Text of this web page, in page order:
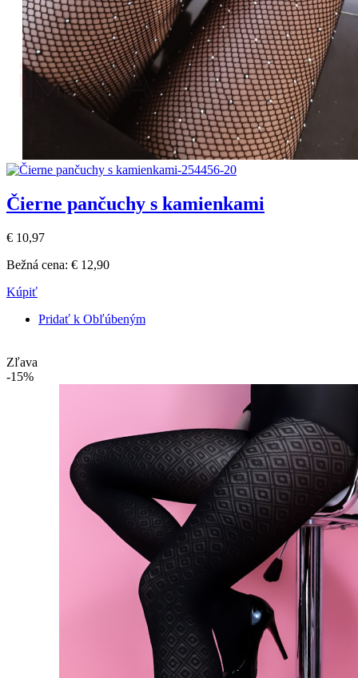
Čierne pančuchy s kamienkami
€ 10,97
Bežná cena: € 12,90
Kúpiť
Pridať k Obľúbeným
Zľava
-15%